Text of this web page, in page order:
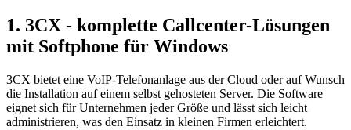
1. 3CX - komplette Callcenter-Lösungen
mit Softphone für Windows
3CX bietet eine VoIP-Telefonanlage aus der Cloud oder auf Wunsch
die Installation auf einem selbst gehosteten Server. Die Software
eignet sich für Unternehmen jeder Größe und lässt sich leicht
administrieren, was den Einsatz in kleinen Firmen erleichtert.